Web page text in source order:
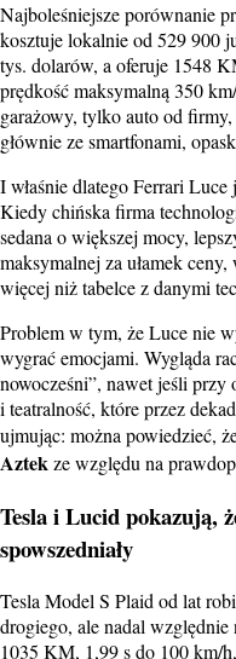
Najboleśniejsze porównanie
kosztuje lokalnie od 529 900
tys. dolarów, a oferuje 1548
prędkość maksymalną 350
garażowy, tylko auto od
głównie ze smartfonami,
I właśnie dlatego Ferrari
Kiedy chińska firma
sedana o większej mocy,
maksymalnej za ułamek
więcej niż tabelce z danymi
Problem w tym, że Luce nie
wygrać emocjami. Wygląda
nowocześni”, nawet jeśli przy
i teatralność, które przez
ujmując: można powiedzieć,
Aztekze względu na
Tesla i Lucid pokazują,
spowszedniały
Tesla Model S Plaid od lat
drogiego, ale nadal
1035 KM, 1,99 s do 100 km/